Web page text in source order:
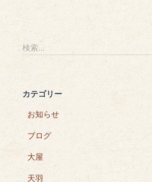
検
索
:
検索…
カテゴリー
お知らせ
ブログ
大屋
天羽